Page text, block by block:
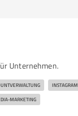
Unternehmen.
INSTAGRAM
MARKETING